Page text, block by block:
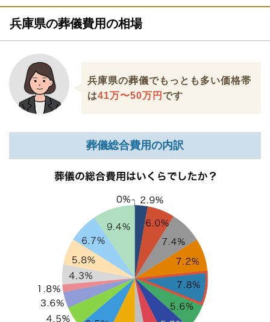
兵庫県の葬儀費用の相場
兵庫県の葬儀でもっとも多い価格帯
は41万〜50万円 です
葬儀総合費用の内訳